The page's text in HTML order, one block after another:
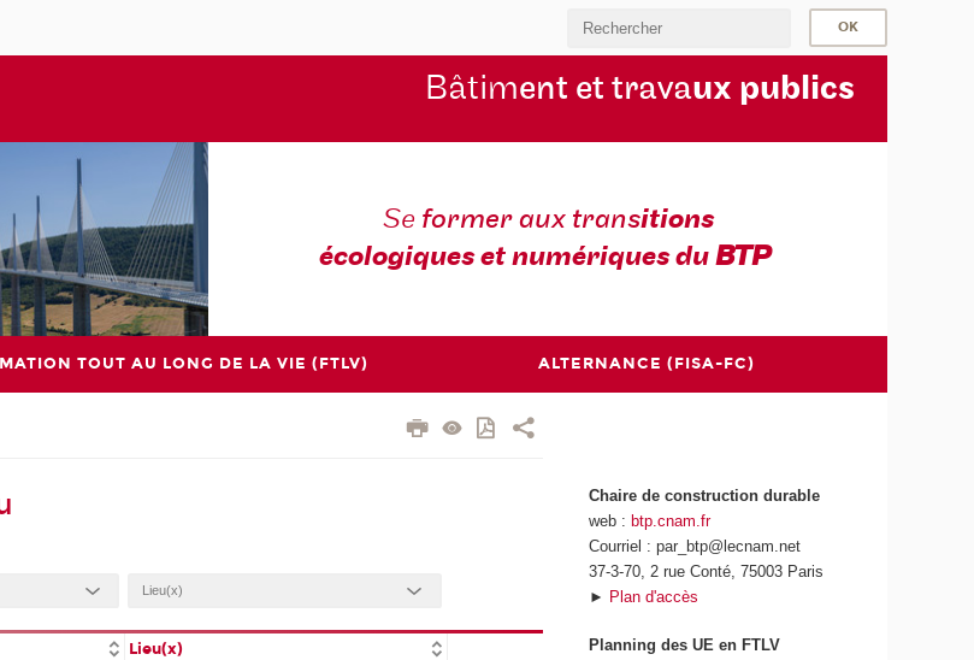
Bâtiment et travaux publics
Se former aux transitions
écologiques et numériques duBTP
TOUT AU LONG DE LA VIE (FTLV) ALTERNANCE (FISA-FC)
Lieu(x)
Chaire de construction durable
web :btp.cnam.fr
Courriel : par_btp@lecnam.net
37-3-70, 2 rue Conté, 75003 Paris
► Plan d'accès
Planning des UE en FTLV